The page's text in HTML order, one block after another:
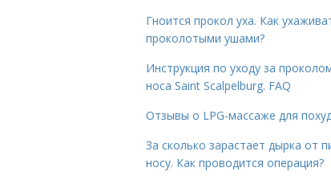
Гноится прокол уха. Как
проколотыми ушами?
Инструкция по уходу за
носа Saint Scalpelburg. FAQ
Отзывы о LPG-массаже для
За сколько зарастает дырка от
носу. Как проводится операция?